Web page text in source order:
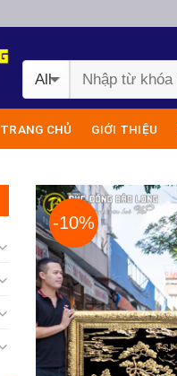
TRANG CHỦ GIỚI THIỆU
-10%